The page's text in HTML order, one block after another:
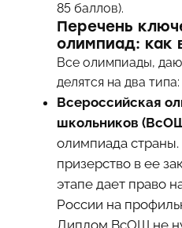
85 баллов).
Перечень
олимпиад: как
Все олимпиады,
делятся на два типа:
Всероссийская
школьников
олимпиада
призерство в ее
этапе дает право
России на